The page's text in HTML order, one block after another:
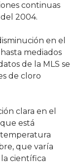
continuas
2004.
en el
mediados
de la MLS se
de cloro
clara en el
está
que varía
científica